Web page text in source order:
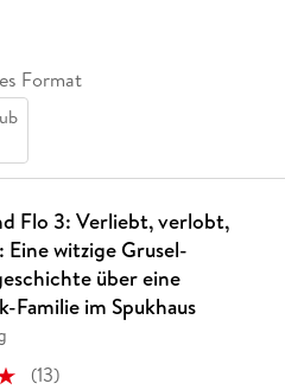
Format
Flo 3: Verliebt, verlobt,
witzige Grusel-
über eine
Familie im Spukhaus
(13)